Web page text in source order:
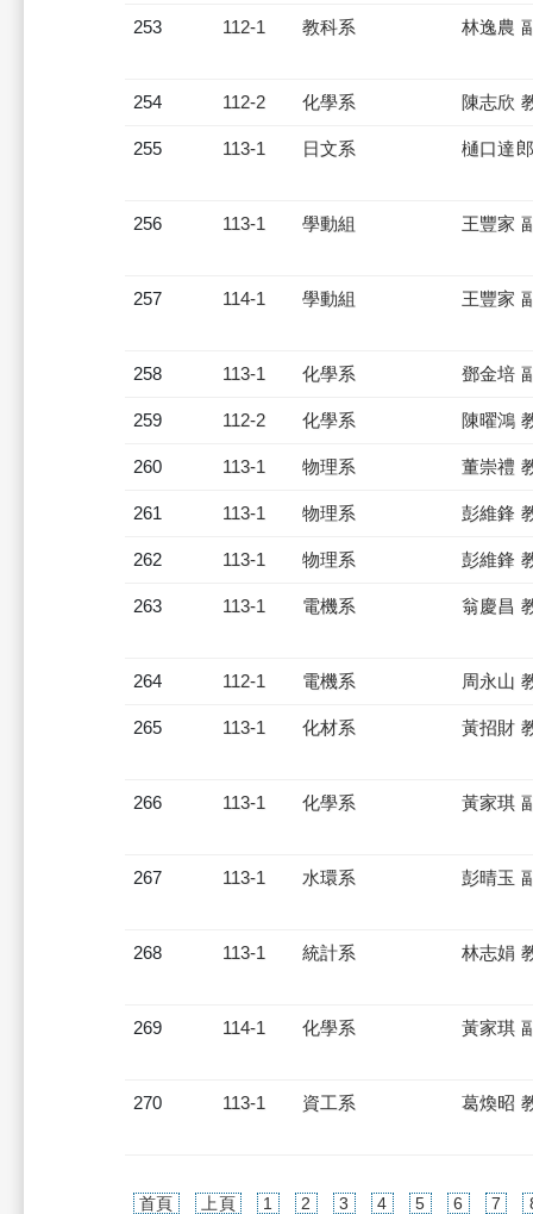
253 112-1 教科系 林逸農
254 112-2 化學系 陳志欣
255 113-1 日文系 樋口達
256 113-1 學動組 王豐家
257 114-1 學動組 王豐家
258 113-1 化學系 鄧金培
259 112-2 化學系 陳曜鴻
260 113-1 物理系 董崇禮
261 113-1 物理系 彭維鋒
262 113-1 物理系 彭維鋒
263 113-1 電機系 翁慶昌
264 112-1 電機系 周永山
265 113-1 化材系 黃招財
266 113-1 化學系 黃家琪
267 113-1 水環系 彭晴玉
268 113-1 統計系 林志娟
269 114-1 化學系 黃家琪
270 113-1 資工系 葛煥昭
首頁 上頁 1 2 3 4 5 6 7